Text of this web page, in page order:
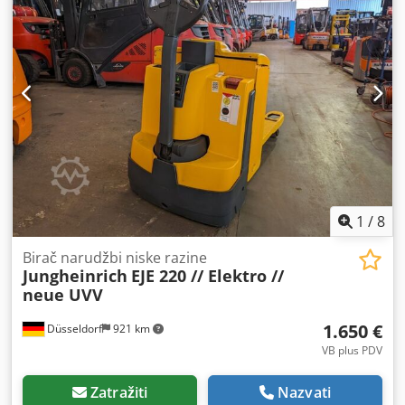
(ne ostavljaju tragove), tip stražnje gume:poliuretanske
gume (ne ostavljaju tragove), masa praznog vozila:534
kg, Jungheinrich EJE C20 niskopodni viličar, godina
proizvodnje 2021 Podaci: Jungheinrich EJE C20 Godina
proizvodnje: 2021 Očitani radni sati: 251 Visina podizanja
(mm): 750 Nosivost (kg): 700 / 2000 Duljina vilica (mm):
1150 Vlastita masa (kg): 534 Prednje gume: Poliuretan
Stražnje gume: Poliuretan Godina proizvodnje baterije:
2021 Kapacitet baterije (Ah): 150 Napon baterije (V): 24
Oprema: Integrirani punjač. Cedpfx Aqjziyf Aovsha
1 /8
Düsseldorf 921 km
Birač narudžbi niske razine
Jungheinrich EJE 220 // Elektro //
neue UVV
1.650 €
VB plus PDV
Zatražiti Nazvati